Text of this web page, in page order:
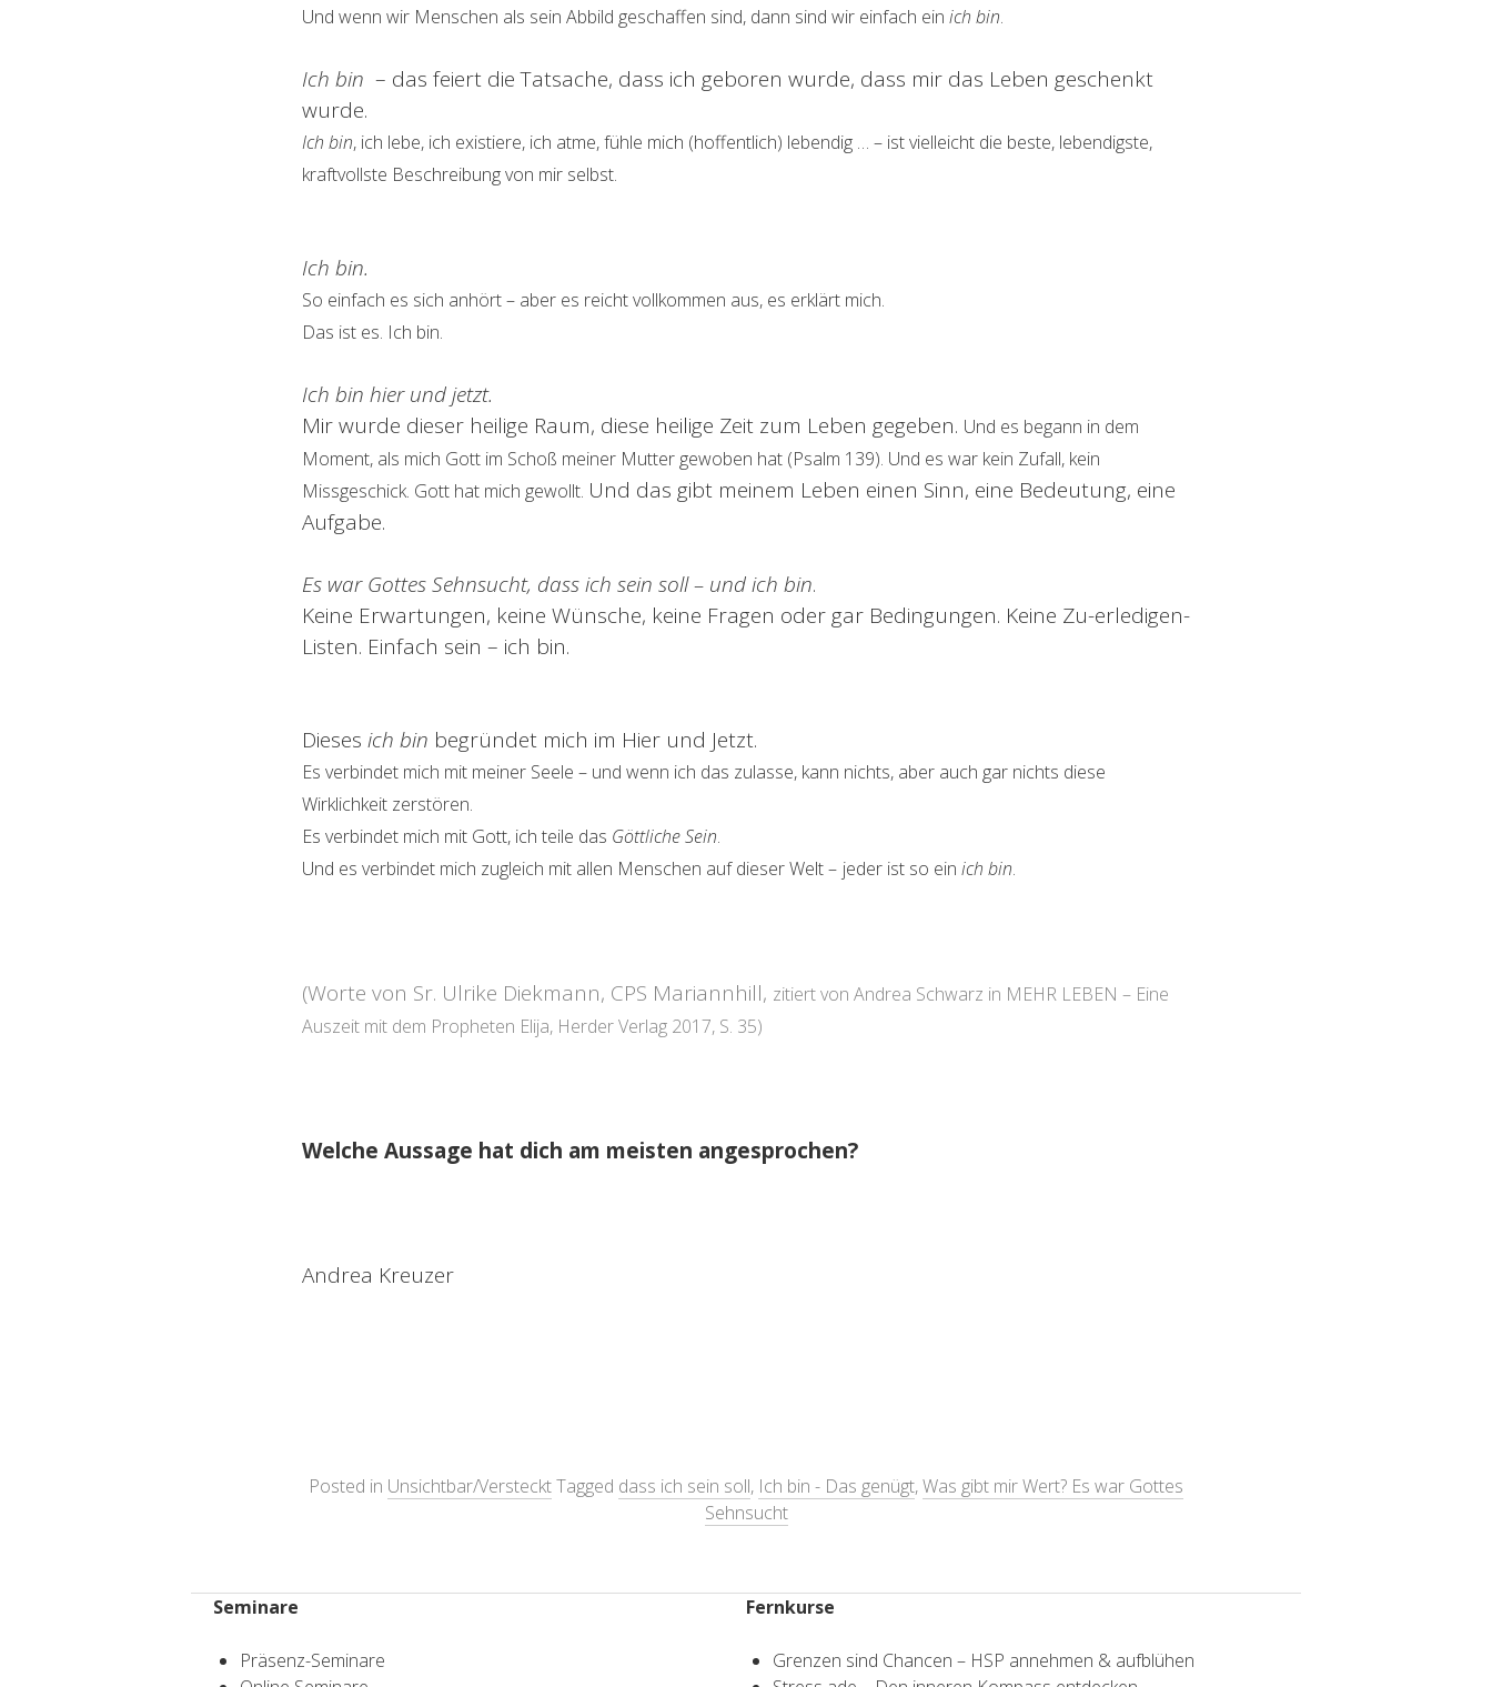
Und wenn wir Menschen als sein Abbild geschaffen sind, dann sind wir einfach ein ich bin.
Ich bin – das feiert die Tatsache, dass ich geboren wurde, dass mir das Leben geschenkt
wurde.
Ich bin, ich lebe, ich existiere, ich atme, fühle mich (hoffentlich) lebendig … – ist vielleicht die beste, lebendigste,
kraftvollste Beschreibung von mir selbst.
Ich bin.
So einfach es sich anhört – aber es reicht vollkommen aus, es erklärt mich.
Das ist es. Ich bin.
Ich bin hier und jetzt.
Mir wurde dieser heilige Raum, diese heilige Zeit zum Leben gegeben. Und es begann in dem
Moment, als mich Gott im Schoß meiner Mutter gewoben hat (Psalm 139). Und es war kein Zufall, kein
Missgeschick. Gott hat mich gewollt. Und das gibt meinem Leben einen Sinn, eine Bedeutung, eine
Aufgabe.
Es war Gottes Sehnsucht, dass ich sein soll – und ich bin.
Keine Erwartungen, keine Wünsche, keine Fragen oder gar Bedingungen. Keine Zu-erledigen-
Listen. Einfach sein – ich bin.
Dieses ich bin begründet mich im Hier und Jetzt.
Es verbindet mich mit meiner Seele – und wenn ich das zulasse, kann nichts, aber auch gar nichts diese
Wirklichkeit zerstören.
Es verbindet mich mit Gott, ich teile das Göttliche Sein.
Und es verbindet mich zugleich mit allen Menschen auf dieser Welt – jeder ist so ein ich bin.
(Worte von Sr. Ulrike Diekmann, CPS Mariannhill, zitiert von Andrea Schwarz in MEHR LEBEN – Eine
Auszeit mit dem Propheten Elija, Herder Verlag 2017, S. 35)
Welche Aussage hat dich am meisten angesprochen?
Andrea Kreuzer
Posted in Unsichtbar/VerstecktTagged dass ich sein soll, Ich bin - Das genügt,Was gibt mir Wert? Es war Gottes
Sehnsucht
Fernkurse
Grenzen sind Chancen – HSP annehmen & aufblühen
Seminare
Präsenz-Seminare